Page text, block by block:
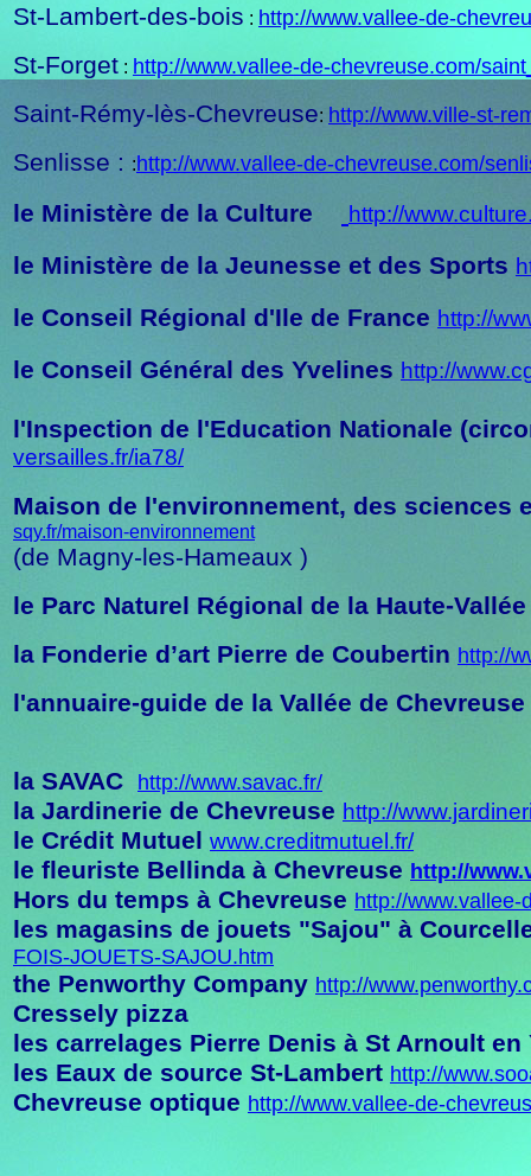
St-Lambert-des-bois : http://www.vallee-de-
St-Forget : http://www.vallee-de-chevreuse.com/
Saint-Rémy-lès-Chevreuse: http://www.ville-st-
Senlisse : :http://www.vallee-de-chevreuse.com/
le Ministère de la Culture http://
le Ministère de la Jeunesse et des Sports
le Conseil Régional d'Ile de France http://
le Conseil Général des Yvelines http://
l'Inspection de l'Education Nationale
versailles.fr/ia78/
Maison de l'environnement, des sciences
sqy.fr/maison-environnement
(de Magny-les-Hameaux )
le Parc Naturel Régional de la Haute-
la Fonderie d’art Pierre de Coubertin http://
l'annuaire-guide de la Vallée de
la SAVAC http://www.savac.fr/
la Jardinerie de Chevreuse http://
le Crédit Mutuel www.creditmutuel.fr/
le fleuriste Bellinda à Chevreuse http://
Hors du temps à Chevreuse http://
les magasins de jouets "Sajou" à
FOIS-JOUETS-SAJOU.htm
the Penworthy Company http://
Cressely pizza
les carrelages Pierre Denis à St Arnoult en
les Eaux de source St-Lambert http://
Chevreuse optique http://www.vallee-de-